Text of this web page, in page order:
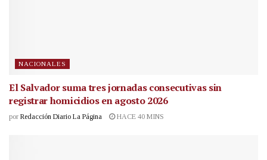
NACIONALES
El Salvador suma tres jornadas consecutivas sin
registrar homicidios en agosto 2026
por Redacción Diario La Página HACE 40 MINS